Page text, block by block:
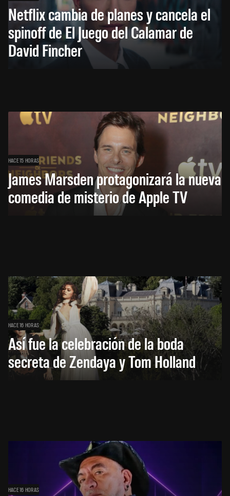
Netflix cambia de planes y cancela el
spinoff de El Juego del Calamar de
David Fincher
HACE 15 HORAS
James Marsden protagonizará la nueva
comedia de misterio de Apple TV
HACE 16 HORAS
Así fue la celebración de la boda
secreta de Zendaya y Tom Holland
HACE 16 HORAS